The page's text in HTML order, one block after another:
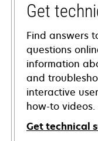
Get
Find answers
questions
information
and
interactive
how-to videos.
Get technical